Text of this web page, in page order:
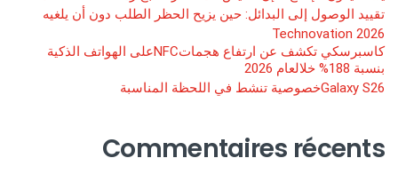
تقييد الوصول إلى البدائل: حين يزيح الحظر الطلب دون أن يلغيه
Technovation 2026
كاسبرسكي تكشف عن ارتفاع هجماتNFCعلى الهواتف الذكية
بنسبة 188% خلالعام 2026
Galaxy S26خصوصية تنشط في اللحظة المناسبة
Commentaires récents